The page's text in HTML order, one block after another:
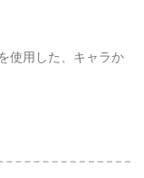
使用した、キャラか